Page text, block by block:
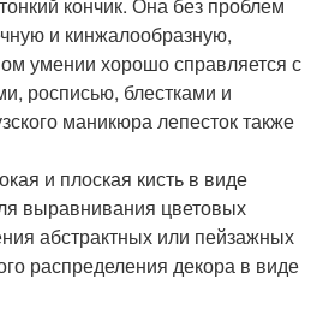
и кинжалообразную,
умении хорошо справляется с
росписью, блестками и
маникюра лепесток также
и плоская кисть в виде
выравнивания цветовых
абстрактных или пейзажных
распределения декора в виде